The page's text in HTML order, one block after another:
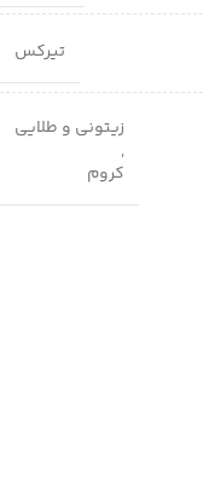
تیرکس
زیتونی و طلایی
,
کروم